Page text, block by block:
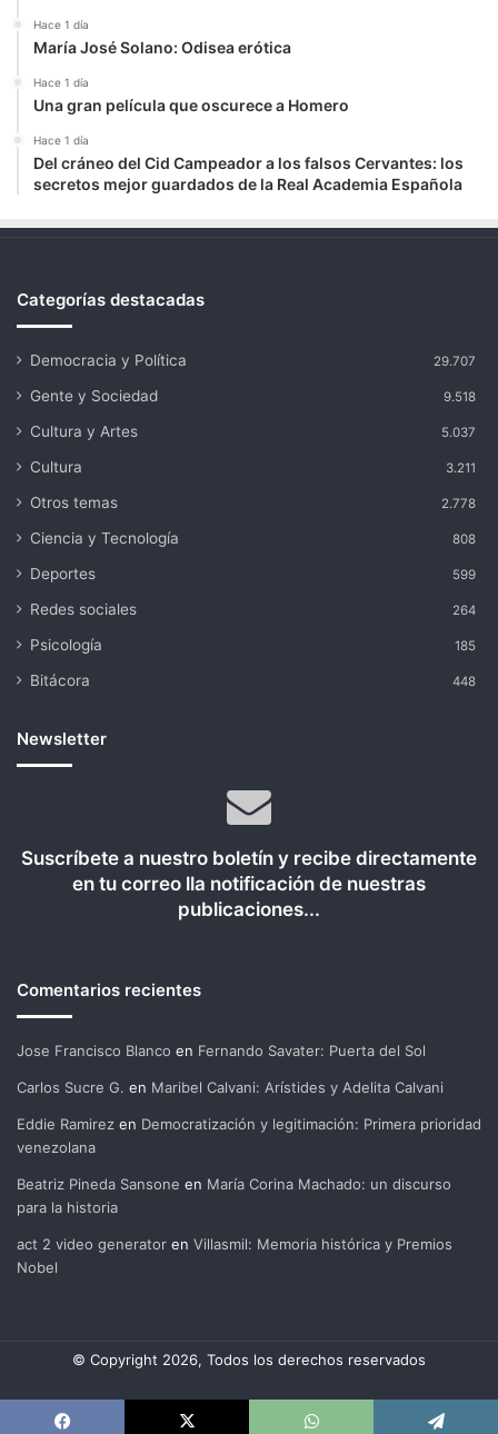
Hace 1 día
María José Solano: Odisea erótica
Hace 1 día
Una gran película que oscurece a Homero
Hace 1 día
Del cráneo del Cid Campeador a los falsos Cervantes: los
secretos mejor guardados de la Real Academia Española
Categorías destacadas
Democracia y Política 29.707
Gente y Sociedad 9.518
Cultura y Artes 5.037
Cultura 3.211
Otros temas 2.778
Ciencia y Tecnología 808
Deportes 599
Redes sociales 264
Psicología 185
Bitácora 448
Newsletter
Suscríbete a nuestro boletín y recibe directamente
en tu correo lla notificación de nuestras
publicaciones...
Comentarios recientes
Jose Francisco Blanco en Fernando Savater: Puerta del Sol
Carlos Sucre G. en Maribel Calvani: Arístides y Adelita Calvani
Eddie Ramirez en Democratización y legitimación: Primera prioridad
venezolana
Beatriz Pineda Sansone en María Corina Machado: un discurso
para la historia
act 2 video generator en Villasmil: Memoria histórica y Premios
Nobel
© Copyright 2026, Todos los derechos reservados